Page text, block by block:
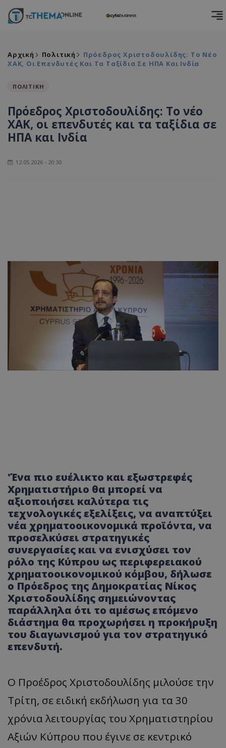
Αρχική Πολιτική
Πρόεδρος Χριστοδουλίδης: Το Νέο
ΧΑΚ, Οι Επενδυτές Και Τα Ταξίδια Σε ΗΠΑ Και Ινδία
ΠΟΛΙΤΙΚΗ
Πρόεδρος Χριστοδουλίδης: Το νέο
ΧΑΚ, οι επενδυτές και τα ταξίδια σε
ΗΠΑ και Ινδία
12.05.2026 - 20:30
'Ένα πιο ευέλικτο και εξωστρεφές
Χρηματιστήριο θα μπορεί να
αξιοποιήσει καλύτερα τις
τεχνολογικές εξελίξεις, να αναπτύξει
νέα χρηματοοικονομικά προϊόντα, να
προσελκύσει στρατηγικές
συνεργασίες και να ενισχύσει τον
ρόλο της Κύπρου ως περιφερειακού
χρηματοοικονομικού κόμβου, δήλωσε
ο Πρόεδρος της Δημοκρατίας Νίκος
Χριστοδουλίδης σημειώνοντας
παράλληλα ότι το αμέσως επόμενο
διάστημα θα προχωρήσει η προκήρυξη
του διαγωνισμού για τον στρατηγικό
επενδυτή.
Ο Προέδρος Χριστοδουλίδης μιλούσε την
Τρίτη, σε ειδική εκδήλωση για τα 30
χρόνια λειτουργίας του Χρηματιστηρίου
Αξιών Κύπρου που έγινε σε κεντρικό